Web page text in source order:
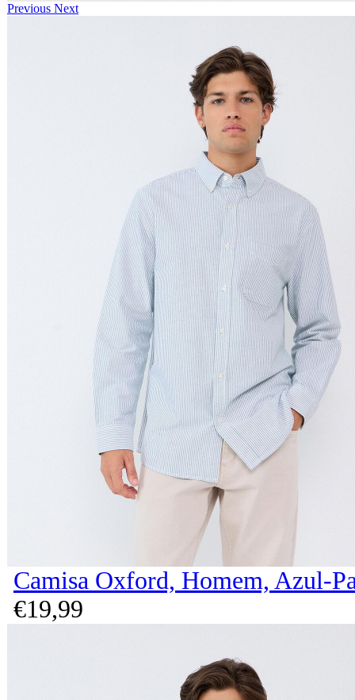
Previous Next
Camisa Oxford, Homem, Azul-
€19,99